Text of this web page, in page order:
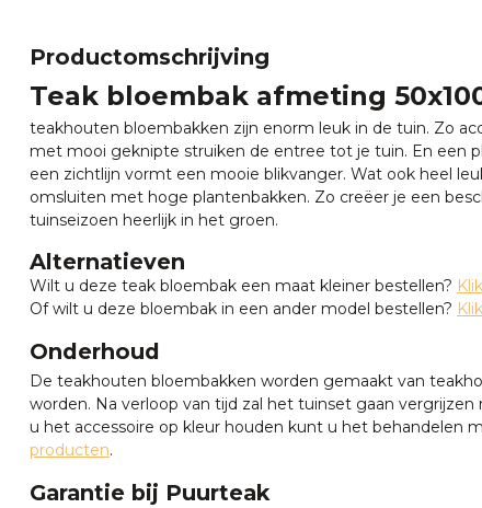
Productomschrijving
Teak bloembak afmeting
teakhouten bloembakken zijn enorm leuk in de tuin. Zo
met mooi geknipte struiken de entree tot je tuin. En een
een zichtlijn vormt een mooie blikvanger. Wat ook heel
omsluiten met hoge plantenbakken. Zo creëer je een
tuinseizoen heerlijk in het groen.
Alternatieven
Wilt u deze teak bloembak een maat kleiner bestellen?
Of wilt u deze bloembak in een ander model bestellen?
Onderhoud
De teakhouten bloembakken worden gemaakt van
worden. Na verloop van tijd zal het tuinset gaan vergrijzen
u het accessoire op kleur houden kunt u het behandelen
producten.
Garantie bij Puurteak